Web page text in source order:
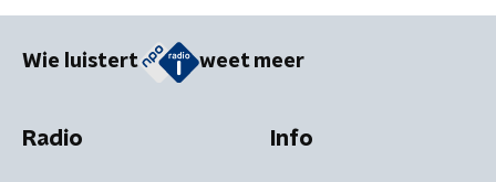
Wie luistert weet meer
Radio Info